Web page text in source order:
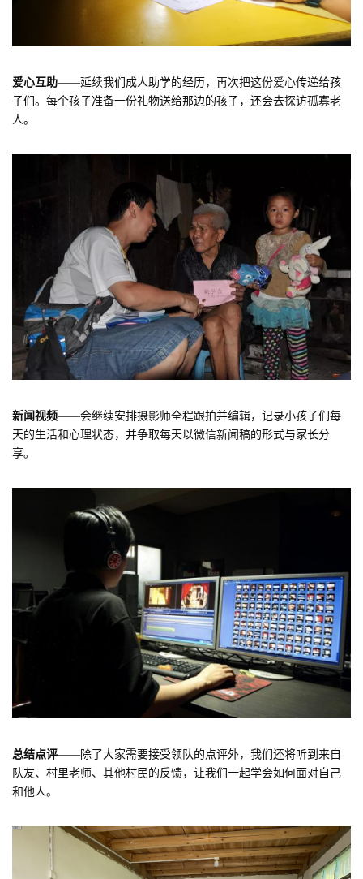
爱心互助——延续我们成人助学的经历，再次把这份爱心传递给孩
子们。每个孩子准备一份礼物送给那边的孩子，还会去探访孤寡老
人。
新闻视频——会继续安排摄影师全程跟拍并编辑，记录小孩子们每
天的生活和心理状态，并争取每天以微信新闻稿的形式与家长分
享。
总结点评——除了大家需要接受领队的点评外，我们还将听到来自
队友、村里老师、其他村民的反馈，让我们一起学会如何面对自己
和他人。